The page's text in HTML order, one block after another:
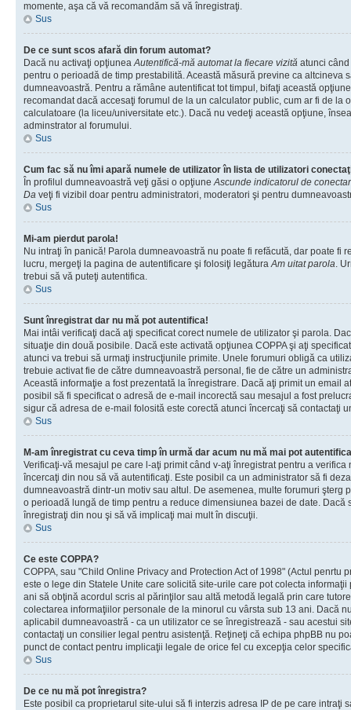
momente, aşa că vă recomandăm să vă înregistraţi.
Sus
De ce sunt scos afară din forum automat?
Dacă nu activaţi opţiuneaAutentifică-mă automat la fiecare vizită atunci
pentru o perioadă de timp prestabilită. Această măsură previne ca altcineva
dumneavoastră. Pentru a rămâne autentificat tot timpul, bifaţi această
recomandat dacă accesaţi forumul de la un calculator public, cum ar fi de la
calculatoare (la liceu/universitate etc.). Dacă nu vedeţi această opţiune,
adminstrator al forumului.
Sus
Cum fac să nu îmi apară numele de utilizator în lista de utilizatori
În profilul dumneavoastră veţi găsi o opţiuneAscunde indicatorul de
Da veţi fi vizibil doar pentru administratori, moderatori şi pentru
Sus
Mi-am pierdut parola!
Nu intraţi în panică! Parola dumneavoastră nu poate fi refăcută, dar poate fi
lucru, mergeţi la pagina de autentificare şi folosiţi legăturaAm uitat parola.
trebui să vă puteţi autentifica.
Sus
Sunt înregistrat dar nu mă pot autentifica!
Mai intâi verificaţi dacă aţi specificat corect numele de utilizator şi parola.
situaţie din două posibile. Dacă este activată opţiunea COPPA şi aţi
atunci va trebui să urmaţi instrucţiunile primite. Unele forumuri obligă ca
trebuie activat fie de către dumneavoastră personal, fie de către un
Această informaţie a fost prezentată la înregistrare. Dacă aţi primit un email
posibil să fi specificat o adresă de e-mail incorectă sau mesajul a fost
sigur că adresa de e-mail folosită este corectă atunci încercaţi să contactaţi
Sus
M-am înregistrat cu ceva timp în urmă dar acum nu mă mai pot
Verificaţi-vă mesajul pe care l-aţi primit când v-aţi înregistrat pentru a
încercaţi din nou să vă autentificaţi. Este posibil ca un administrator să fi
dumneavoastră dintr-un motiv sau altul. De asemenea, multe forumuri şterg
o perioadă lungă de timp pentru a reduce dimensiunea bazei de date. Dacă
înregistraţi din nou şi să vă implicaţi mai mult în discuţii.
Sus
Ce este COPPA?
COPPA, sau "Child Online Privacy and Protection Act of 1998" (Actul penrtu
este o lege din Statele Unite care solicită site-urile care pot colecta
ani să obţină acordul scris al părinţilor sau altă metodă legală prin care
colectarea informaţiilor personale de la minorul cu vârsta sub 13 ani. Dacă
aplicabil dumneavoastră - ca un utilizator ce se înregistrează - sau acestui
contactaţi un consilier legal pentru asistenţă. Reţineţi că echipa phpBB nu
punct de contact pentru implicaţii legale de orice fel cu excepţia celor
Sus
De ce nu mă pot înregistra?
Este posibil ca proprietarul site-ului să fi interzis adresa IP de pe care intraţi